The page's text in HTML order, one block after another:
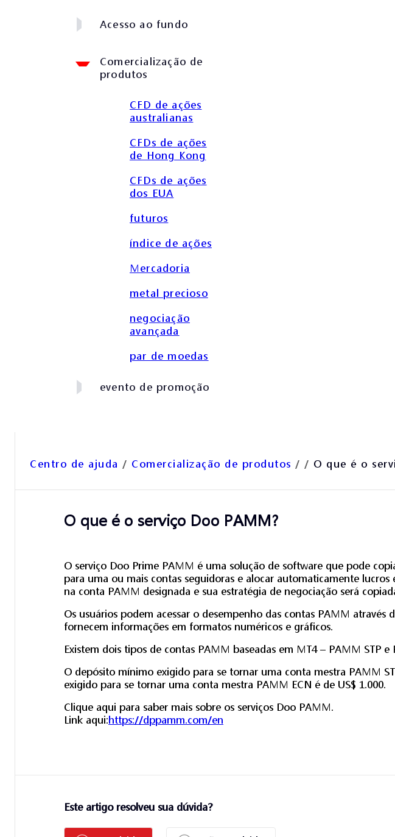
Acesso ao fundo
Comercialização de
produtos
CFD de ações
australianas
CFDs de ações
de Hong Kong
CFDs de ações
dos EUA
futuros
índice de ações
Mercadoria
metal precioso
negociação
avançada
par de moedas
evento de promoção
Centro de ajuda / Comercialização de produtos / / O que é o
O que é o serviço Doo PAMM?
O serviço Doo Prime PAMM é uma solução de software que pode
para uma ou mais contas seguidoras e alocar automaticamente
na conta PAMM designada e sua estratégia de negociação será
Os usuários podem acessar o desempenho das contas PAMM através
fornecem informações em formatos numéricos e gráficos.
Existem dois tipos de contas PAMM baseadas em MT4 – PAMM STP e
O depósito mínimo exigido para se tornar uma conta mestra PAMM
exigido para se tornar uma conta mestra PAMM ECN é de US$ 1.000.
Clique aqui para saber mais sobre os serviços Doo PAMM.
Link aqui:https://dppamm.com/en
Este artigo resolveu sua dúvida?